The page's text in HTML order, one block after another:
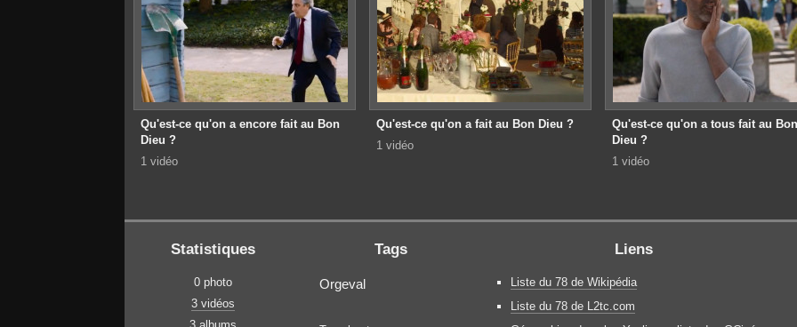
Qu'est-ce qu'on a encore fait au Bon
Dieu ?
1 vidéo
Qu'est-ce qu'on a fait au Bon Dieu ?
1 vidéo
Qu'est-ce qu'on a tous fait au Bon
Dieu ?
1 vidéo
Statistiques
0 photo
3 vidéos
Tags
Orgeval
Liens
Liste du 78 de Wikipédia
Liste du 78 de L2tc.com